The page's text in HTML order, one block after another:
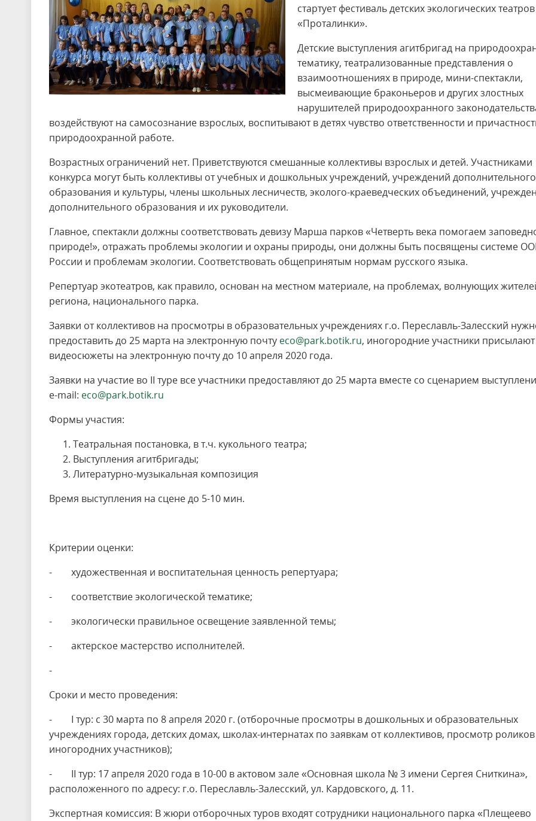
стартует фестиваль детских экологических театров
«Проталинки».
Детские выступления агитбригад на
тематику, театрализованные представления о
взаимоотношениях в природе, мини-спектакли,
высмеивающие браконьеров и других злостных
нарушителей природоохранного
воздействуют на самосознание взрослых, воспитывают в детях чувство ответственности и
природоохранной работе.
Возрастных ограничений нет. Приветствуются смешанные коллективы взрослых и детей. Участниками
конкурса могут быть коллективы от учебных и дошкольных учреждений, учреждений дополнительного
образования и культуры, члены школьных лесничеств, эколого-краеведческих объединений,
дополнительного образования и их руководители.
Главное, спектакли должны соответствовать девизу Марша парков «Четверть века помогаем
природе!», отражать проблемы экологии и охраны природы, они должны быть посвящены системе
России и проблемам экологии. Соответствовать общепринятым нормам русского языка.
Репертуар экотеатров, как правило, основан на местном материале, на проблемах, волнующих
региона, национального парка.
Заявки от коллективов на просмотры в образовательных учреждениях г.о. Переславль-Залесский
предоставить до 25 марта на электронную почту eco@park.botik.ru, иногородние участники присылают
видеосюжеты на электронную почту до 10 апреля 2020 года.
Заявки на участие во II туре все участники предоставляют до 25 марта вместе со сценарием
e-mail: eco@park.botik.ru
Формы участия:
Театральная постановка, в т.ч. кукольного театра;
Выступления агитбригады;
Литературно-музыкальная композиция
Время выступления на сцене до 5-10 мин.
Критерии оценки:
- художественная и воспитательная ценность репертуара;
- соответствие экологической тематике;
- экологически правильное освещение заявленной темы;
- актерское мастерство исполнителей.
-
Сроки и место проведения:
- I тур: с 30 марта по 8 апреля 2020 г. (отборочные просмотры в дошкольных и образовательных
учреждениях города, детских домах, школах-интернатах по заявкам от коллективов, просмотр
иногородних участников);
- II тур: 17 апреля 2020 года в 10-00 в актовом зале «Основная школа № 3 имени Сергея Сниткина»,
расположенного по адресу: г.о. Переславль-Залесский, ул. Кардовского, д. 11.
Экспертная комиссия: В жюри отборочных туров входят сотрудники национального парка «Плещеево